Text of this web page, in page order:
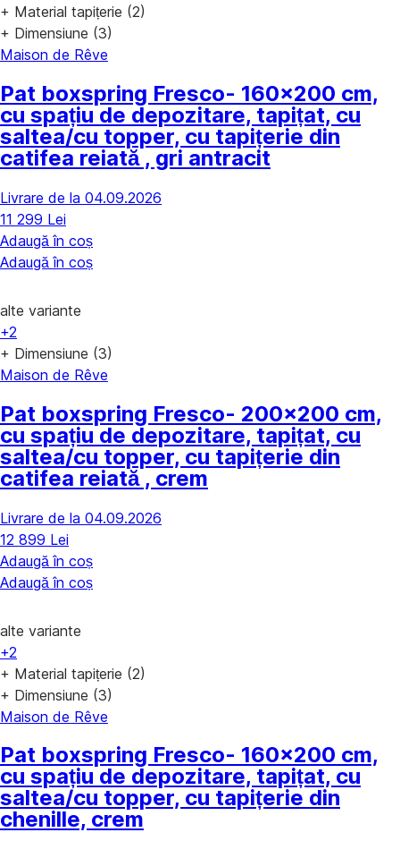
+ Material tapițerie (2)
+ Dimensiune (3)
Maison de Rêve
Pat boxspring Fresco- 160x200 cm,
cu spațiu de depozitare, tapițat, cu
saltea/cu topper, cu tapițerie din
catifea reiată , gri antracit
Livrare de la 04.09.2026
11 299 Lei
Adaugă în coș
Adaugă în coș
alte variante
+2
+ Dimensiune (3)
Maison de Rêve
Pat boxspring Fresco- 200x200 cm,
cu spațiu de depozitare, tapițat, cu
saltea/cu topper, cu tapițerie din
catifea reiată , crem
Livrare de la 04.09.2026
12 899 Lei
Adaugă în coș
Adaugă în coș
alte variante
+2
+ Material tapițerie (2)
+ Dimensiune (3)
Maison de Rêve
Pat boxspring Fresco- 160x200 cm,
cu spațiu de depozitare, tapițat, cu
saltea/cu topper, cu tapițerie din
chenille, crem